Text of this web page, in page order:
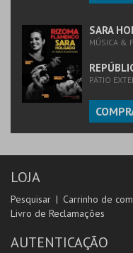
SARA
MÚSICA &
PÁTIO
LOJA
Pesquisar Carrinho de
Livro de Reclamações
AUTENTICAÇÃO